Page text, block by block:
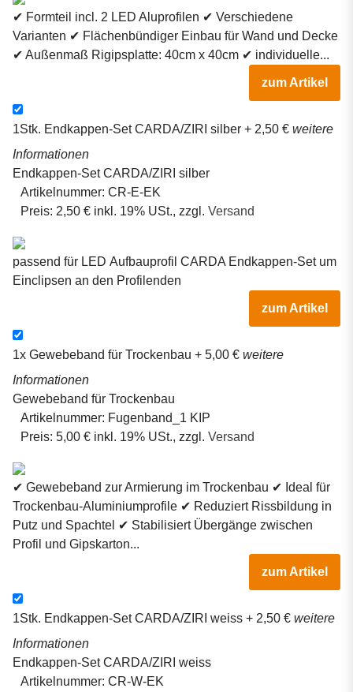
✔ Formteil incl. 2 LED Aluprofilen ✔ Verschiedene
Varianten ✔ Flächenbündiger Einbau für Wand und Decke
✔ Außenmaß Rigipsplatte: 40cm x 40cm ✔ individuelle...
zum Artikel
1Stk. Endkappen-Set CARDA/ZIRI silber + 2,50 € weitere
Informationen
Endkappen-Set CARDA/ZIRI silber
Artikelnummer: CR-E-EK
Preis: 2,50 € inkl. 19% USt., zzgl. Versand
passend für LED Aufbauprofil CARDA Endkappen-Set um
Einclipsen an den Profilenden
zum Artikel
1x Gewebeband für Trockenbau + 5,00 € weitere
Informationen
Gewebeband für Trockenbau
Artikelnummer: Fugenband_1 KIP
Preis: 5,00 € inkl. 19% USt., zzgl. Versand
✔ Gewebeband zur Armierung im Trockenbau ✔ Ideal für
Trockenbau-Aluminiumprofile ✔ Reduziert Rissbildung in
Putz und Spachtel ✔ Stabilisiert Übergänge zwischen
Profil und Gipskarton...
zum Artikel
1Stk. Endkappen-Set CARDA/ZIRI weiss + 2,50 € weitere
Informationen
Endkappen-Set CARDA/ZIRI weiss
Artikelnummer: CR-W-EK